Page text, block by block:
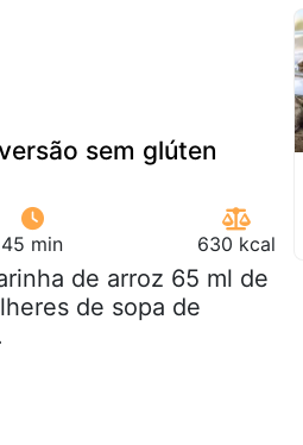
sem glúten
45 min 630 kcal
de arroz 65 ml de
de sopa de